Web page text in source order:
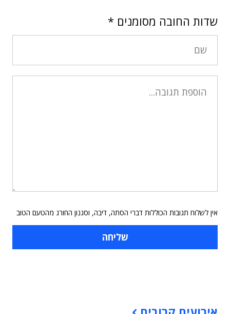
שדות החובה מסומנים *
אין לשלוח תגובות הכוללות דברי הסתה, דיבה, וסגנון החורג מהטעם הטוב